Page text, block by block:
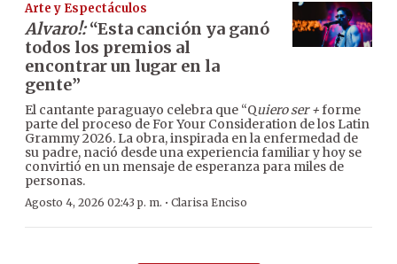
Arte y Espectáculos
Alvaro!:“Esta canción ya ganó
todos los premios al
encontrar un lugar en la
gente”
El cantante paraguayo celebra que “Quiero ser +forme
parte del proceso de For Your Consideration de los Latin
Grammy 2026. La obra, inspirada en la enfermedad de
su padre, nació desde una experiencia familiar y hoy se
convirtió en un mensaje de esperanza para miles de
personas.
Agosto 4, 2026 02:43 p. m. · Clarisa Enciso